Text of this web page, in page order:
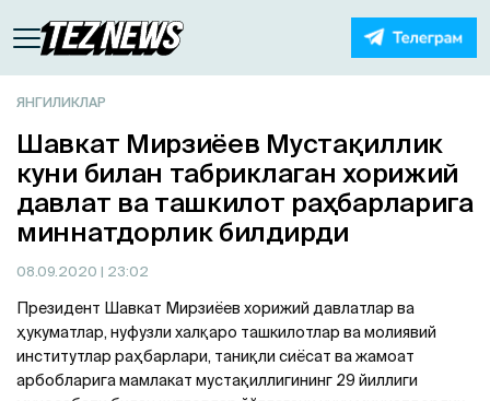
ЯНГИЛИКЛАР
Шавкат Мирзиёев Мустақиллик
куни билан табриклаган хорижий
давлат ва ташкилот раҳбарларига
миннатдорлик билдирди
08.09.2020 | 23:02
Президент Шавкат Мирзиёев хорижий давлатлар ва
ҳукуматлар, нуфузли халқаро ташкилотлар ва молиявий
институтлар раҳбарлари, таниқли сиёсат ва жамоат
арбобларига мамлакат мустақиллигининг 29 йиллиги